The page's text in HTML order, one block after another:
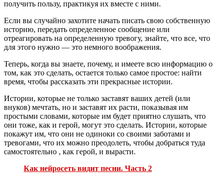
получить пользу, практикуя их вместе с ними.
Если вы случайно захотите начать писать свою собственную
историю, передать определенное сообщение или
отреагировать на определенную тревогу, знайте, что все, что
для этого нужно — это немного воображения.
Теперь, когда вы знаете, почему, и имеете всю информацию о
том, как это сделать, остается только самое простое: найти
время, чтобы рассказать эти прекрасные истории.
Истории, которые не только заставят ваших детей (или
внуков) мечтать, но и заставят их расти, показывая им
простыми словами, которые им будет приятно слушать, что
они тоже, как и герой, могут это сделать. Истории, которые
покажут им, что они не одиноки со своими заботами и
тревогами, что их можно преодолеть, чтобы добраться туда
самостоятельно , как герой, и вырасти.
Как нейросеть видит песни. Часть 2